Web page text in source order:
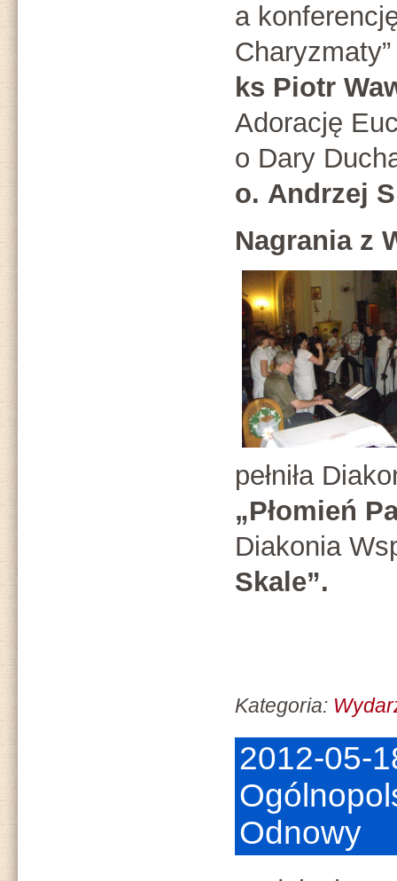
a
Charyzmaty”
ks Piotr
Adorację
o Dary
o. Andrzej
Nagrania z
pełniła
„Płomień
Diakonia
Skale”.
Kategoria:
2012-05-
Odnowy